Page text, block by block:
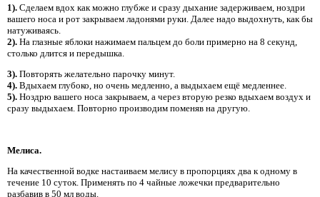
1). Сделаем вдох как можно глубже и сразу дыхание задерживаем, ноздри
вашего носа и рот закрываем ладонями руки. Далее надо выдохнуть, как бы
натуживаясь.
2). На глазные яблоки нажимаем пальцем до боли примерно на 8 секунд,
столько длится и передышка.
3). Повторять желательно парочку минут.
4). Вдыхаем глубоко, но очень медленно, а выдыхаем ещё медленнее.
5). Ноздрю вашего носа закрываем, а через вторую резко вдыхаем воздух и
сразу выдыхаем. Повторно производим поменяв на другую.
Мелиса.
На качественной водке настаиваем мелису в пропорциях два к одному в
течение 10 суток. Применять по 4 чайные ложечки предварительно
разбавив в 50 мл воды.